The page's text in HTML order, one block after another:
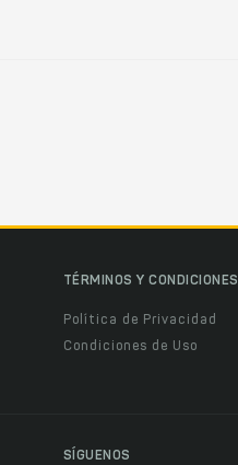
TÉRMINOS Y CONDICIONES
Política de Privacidad
Condiciones de Uso
SÍGUENOS